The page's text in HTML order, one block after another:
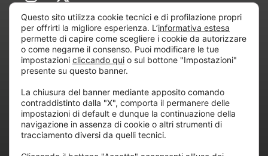
Servizi di
Consulenza
Certificata
all’attività di direzione e coordinamento di “Project
Informatica”
REA: MI – 194005, P. IVA / CF 07165600961 – All
rights reserved.
Questo sito utilizza cookie tecnici e di profilazione propri
per offrirti la migliore esperienza. L’informativa estesa
permette di capire come scegliere i cookie da autorizzare
o come negarne il consenso. Puoi modificare le tue
impostazioni cliccando qui o sul bottone "Impostazioni"
presente su questo banner.
La chiusura del banner mediante apposito comando
contraddistinto dalla "X", comporta il permanere delle
impostazioni di default e dunque la continuazione della
navigazione in assenza di cookie o altri strumenti di
tracciamento diversi da quelli tecnici.